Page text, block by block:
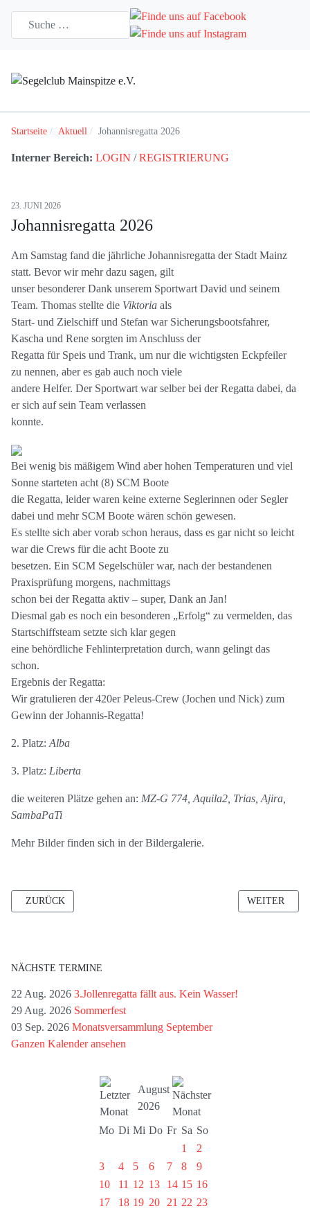
Startseite Aktuell Johannisregatta 2026
Interner Bereich: LOGIN /REGISTRIERUNG
23. JUNI 2026
Johannisregatta 2026
Am Samstag fand die jährliche Johannisregatta der Stadt Mainz
statt. Bevor wir mehr dazu sagen, gilt
unser besonderer Dank unserem Sportwart David und seinem
Team. Thomas stellte die Viktoria als
Start- und Zielschiff und Stefan war Sicherungsbootsfahrer,
Kascha und Rene sorgten im Anschluss der
Regatta für Speis und Trank, um nur die wichtigsten Eckpfeiler
zu nennen, aber es gab auch noch viele
andere Helfer. Der Sportwart war selber bei der Regatta dabei, da
er sich auf sein Team verlassen
konnte.
Bei wenig bis mäßigem Wind aber hohen Temperaturen und viel
Sonne starteten acht (8) SCM Boote
die Regatta, leider waren keine externe Seglerinnen oder Segler
dabei und mehr SCM Boote wären schön gewesen.
Es stellte sich aber vorab schon heraus, dass es gar nicht so leicht
war die Crews für die acht Boote zu
besetzen. Ein SCM Segelschüler war, nach der bestandenen
Praxisprüfung morgens, nachmittags
schon bei der Regatta aktiv – super, Dank an Jan!
Diesmal gab es noch ein besonderen „Erfolg“ zu vermelden, das
Startschiffsteam setzte sich klar gegen
eine behördliche Fehlinterpretation durch, wann gelingt das
schon.
Ergebnis der Regatta:
Wir gratulieren der 420er Peleus-Crew (Jochen und Nick) zum
Gewinn der Johannis-Regatta!
2. Platz: Alba
3. Platz: Liberta
die weiteren Plätze gehen an: MZ-G 774, Aquila2, Trias, Ajira,
SambaPaTi
Mehr Bilder finden sich in der Bildergalerie.
VORHERIGER BEITRAG: GEDANKEN ZUM
ZURÜCK NÄCHSTER
WEITER
NÄCHSTE TERMINE
22 Aug. 2026 3.Jollenregatta fällt aus. Kein Wasser!
29 Aug. 2026 Sommerfest
03 Sep. 2026 Monatsversammlung September
Ganzen Kalender ansehen
August
2026
Mo Di Mi Do Fr Sa So
1
2
3
4 5 6 7 8
9
10
11 12 13 14 15 16
17
18 19 20 21 22 23